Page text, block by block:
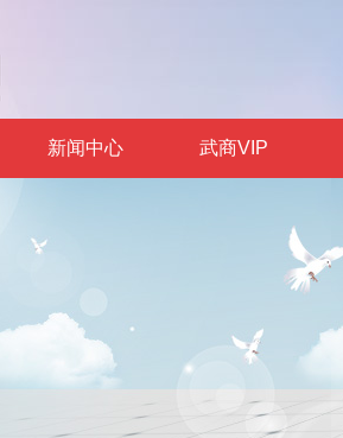
新闻中心 武商VIP